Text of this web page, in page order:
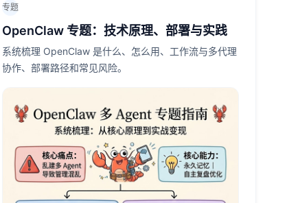
专题
OpenClaw 专题：技术原理、部署与实践
系统梳理 OpenClaw 是什么、怎么用、工作流与多代理
协作、部署路径和常见风险。